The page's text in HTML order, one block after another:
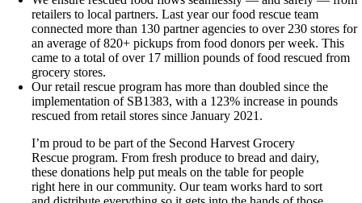
retailers to local partners. Last year our food rescue team
connected more than 130 partner agencies to over 230 stores for
an average of 820+ pickups from food donors per week. This
came to a total of over 17 million pounds of food rescued from
grocery stores.
Our retail rescue program has more than doubled since the
implementation of SB1383, with a 123% increase in pounds
rescued from retail stores since January 2021.
I’m proud to be part of the Second Harvest Grocery
Rescue program. From fresh produce to bread and dairy,
these donations help put meals on the table for people
right here in our community. Our team works hard to sort